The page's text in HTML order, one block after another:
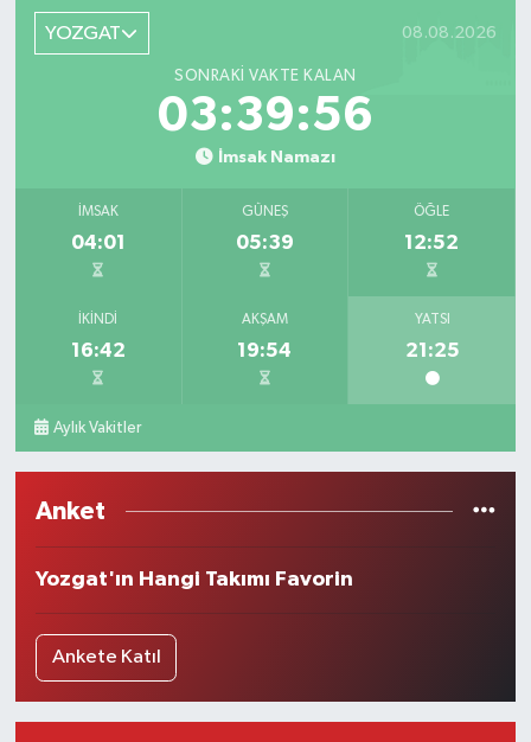
YOZGAT 08.08.2026
SONRAKI VAKTE KALAN
03:39:56
İmsak Namazı
İMSAK
04:01
GÜNEŞ
05:39
ÖĞLE
12:52
İKINDI
16:42
AKŞAM
19:54
YATSI
21:25
Aylık Vakitler
Anket
Yozgat'ın Hangi Takımı Favorin
Ankete Katıl